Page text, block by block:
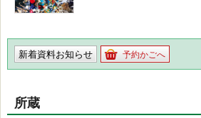
新着資料お知らせ 予約かごへ
所蔵